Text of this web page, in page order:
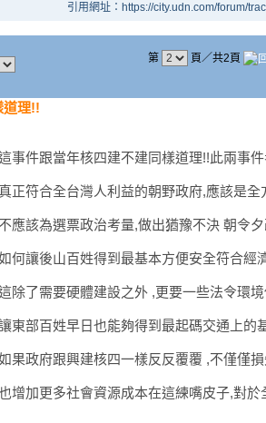
引用網址：https://city.udn.com/forum/
第 頁／共2頁
道理!!
事件跟當年核四建不建同樣道理!!此兩事
正符合全台灣人利益的朝野政府,應該是全
不應該為選票政治考量,做出猶豫不決 朝令
何讓後山百姓得到最基本方便安全符合經
除了需要硬體建設之外 ,更要一些法令環
東部百姓早日也能夠得到最起碼交通上的
果政府跟興建核四一樣反反覆覆 ,不僅僅
增加更多社會資源成本在這練嘴皮子,對